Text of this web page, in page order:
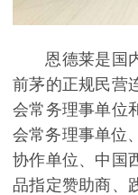
恩德莱是国
前茅的正规民营
会常务理事单位
会常务理事单位
协作单位、中国
品指定赞助商、